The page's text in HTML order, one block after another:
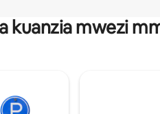
kuanzia mwezi